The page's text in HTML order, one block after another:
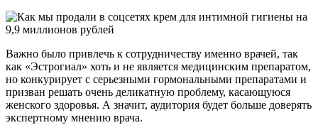
Важно было привлечь к сотрудничеству именно врачей, так
как «Эстрогиал» хоть и не является медицинским препаратом,
но конкурирует с серьезными гормональными препаратами и
призван решать очень деликатную проблему, касающуюся
женского здоровья. А значит, аудитория будет больше доверять
экспертному мнению врача.